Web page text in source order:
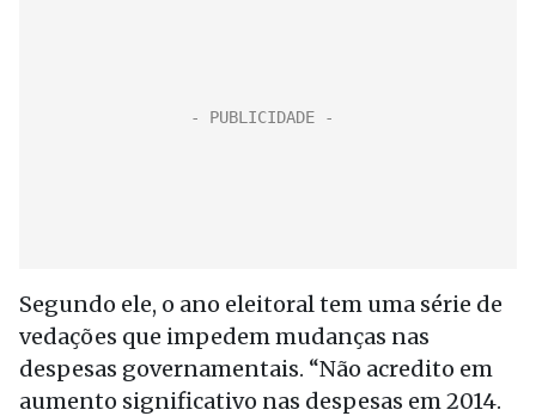
Segundo ele, o ano eleitoral tem uma série de
vedações que impedem mudanças nas
despesas governamentais. “Não acredito em
aumento significativo nas despesas em 2014.